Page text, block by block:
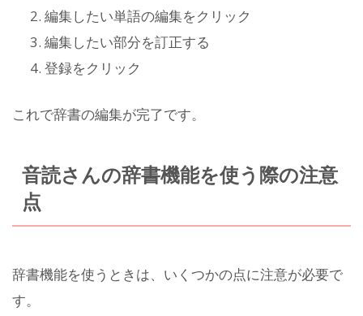
編集したい単語の編集をクリック
編集したい部分を訂正する
登録をクリック
これで辞書の編集が完了です。
音読さんの辞書機能を使う際の注意
点
辞書機能を使うときは、いくつかの点に注意が必要で
す。